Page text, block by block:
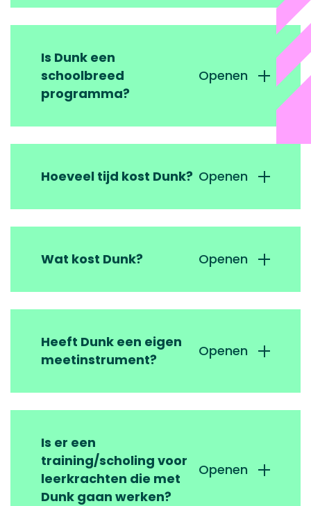
Is Dunk een
schoolbreed
programma?
Openen
Hoeveel tijd kost Dunk? Openen
Wat kost Dunk? Openen
Heeft Dunk een eigen
meetinstrument?
Openen
Is er een
training/scholing voor
leerkrachten die met
Dunk gaan werken?
Openen